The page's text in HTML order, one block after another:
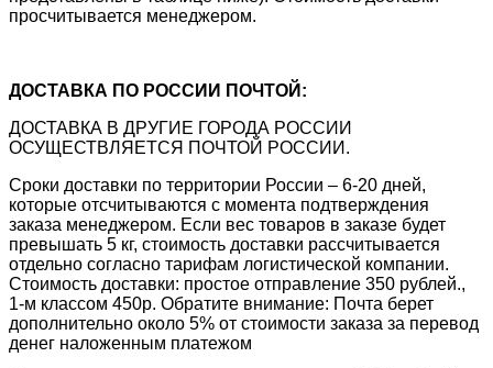
просчитывается менеджером.
ДОСТАВКА ПО РОССИИ ПОЧТОЙ:
ДОСТАВКА В ДРУГИЕ ГОРОДА РОССИИ
ОСУЩЕСТВЛЯЕТСЯ ПОЧТОЙ РОССИИ.
Сроки доставки по территории России – 6-20 дней,
которые отсчитываются с момента подтверждения
заказа менеджером. Если вес товаров в заказе будет
превышать 5 кг, стоимость доставки рассчитывается
отдельно согласно тарифам логистической компании.
Стоимость доставки: простое отправление 350 рублей.,
1-м классом 450р. Обратите внимание: Почта берет
дополнительно около 5% от стоимости заказа за перевод
денег наложенным платежом